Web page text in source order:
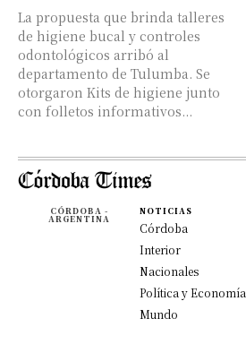
La propuesta que brinda talleres
de higiene bucal y controles
odontológicos arribó al
departamento de Tulumba. Se
otorgaron Kits de higiene junto
con folletos informativos...
CÓRDOBA -
ARGENTINA
NOTICIAS
Córdoba
Interior
Nacionales
Política y Economía
Mundo